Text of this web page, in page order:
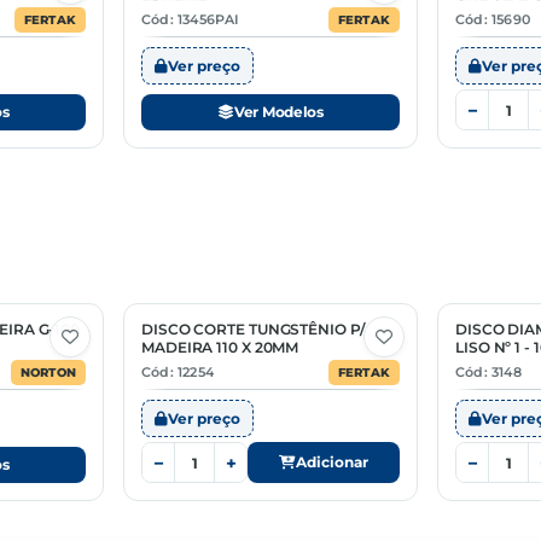
FERTAK Cód: 13456PAI FERTAK
Ver preço
Ver Modelos
Cód: 15690
Ver
−
G-100
NORTON
DISCO CORTE TUNGSTÊNIO P/
MADEIRA 110 X 20MM
Cód: 12254 FERTAK
Ver preço
− + Adicionar
DISCO
LISO Nº 1 -
Cód: 3148
Ver
−